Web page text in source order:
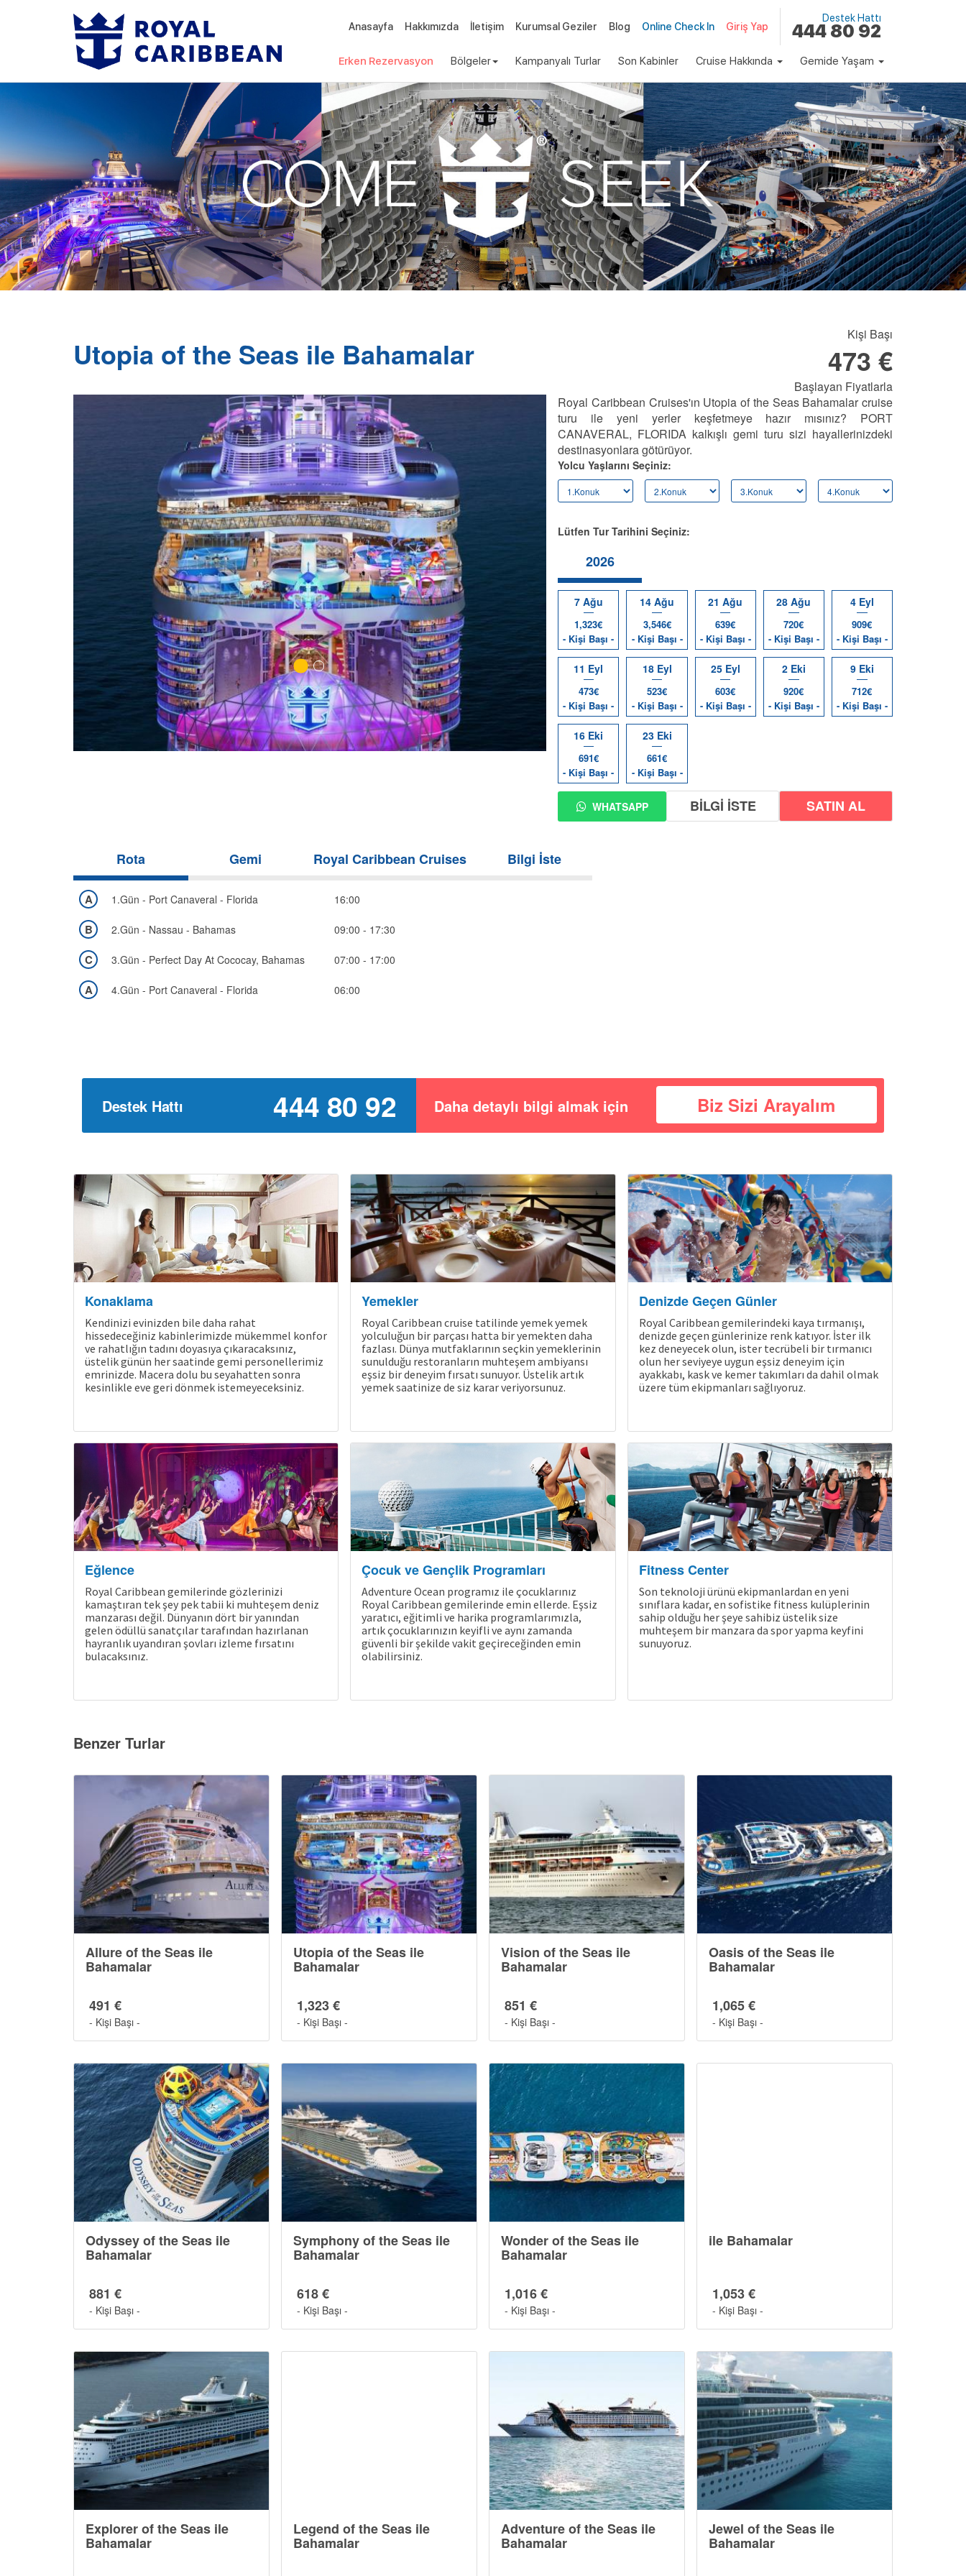
Anasayfa Hakkımızda İletişim Kurumsal Geziler Blog Online Check In Giriş Yap
Destek Hattı
444 80 92
Erken Rezervasyon Bölgeler Kampanyalı Turlar Son Kabinler Cruise Hakkında Gemide Yaşam
Utopia of the Seas ile Bahamalar
Kişi Başı
473 €
Başlayan Fiyatlarla
Royal Caribbean Cruises'ın Utopia of the Seas Bahamalar cruise
turu ile yeni yerler keşfetmeye hazır mısınız? PORT
CANAVERAL, FLORIDA kalkışlı gemi turu sizi hayallerinizdeki
destinasyonlara götürüyor.
Yolcu Yaşlarını Seçiniz:
Lütfen Tur Tarihini Seçiniz:
2026
7 Ağu
1,323€
- Kişi Başı -
14 Ağu
3,546€
- Kişi Başı -
21 Ağu
639€
- Kişi Başı -
28 Ağu
720€
- Kişi Başı -
4 Eyl
909€
- Kişi Başı -
11 Eyl
473€
- Kişi Başı -
18 Eyl
523€
- Kişi Başı -
25 Eyl
603€
- Kişi Başı -
2 Eki
920€
- Kişi Başı -
9 Eki
712€
- Kişi Başı -
16 Eki
691€
- Kişi Başı -
23 Eki
661€
- Kişi Başı -
WHATSAPP BİLGİ İSTE
Rota Gemi Royal Caribbean Cruises Bilgi İste
A 1.Gün - Port Canaveral - Florida 16:00
B 2.Gün - Nassau - Bahamas 09:00 - 17:30
C 3.Gün - Perfect Day At Cococay, Bahamas 07:00 - 17:00
A 4.Gün - Port Canaveral - Florida 06:00
Destek Hattı 444 80 92 Daha detaylı bilgi almak için Biz Sizi Arayalım
Konaklama
Kendinizi evinizden bile daha rahat
hissedeceğiniz kabinlerimizde mükemmel konfor
ve rahatlığın tadını doyasıya çıkaracaksınız,
üstelik günün her saatinde gemi personellerimiz
emrinizde. Macera dolu bu seyahatten sonra
kesinlikle eve geri dönmek istemeyeceksiniz.
Yemekler
Royal Caribbean cruise tatilinde yemek yemek
yolculuğun bir parçası hatta bir yemekten daha
fazlası. Dünya mutfaklarının seçkin yemeklerinin
sunulduğu restoranların muhteşem ambiyansı
eşsiz bir deneyim fırsatı sunuyor. Üstelik artık
yemek saatinize de siz karar veriyorsunuz.
Denizde Geçen Günler
Royal Caribbean gemilerindeki kaya tırmanışı,
denizde geçen günlerinize renk katıyor. İster ilk
kez deneyecek olun, ister tecrübeli bir tırmanıcı
olun her seviyeye uygun eşsiz deneyim için
ayakkabı, kask ve kemer takımları da dahil olmak
üzere tüm ekipmanları sağlıyoruz.
Eğlence
Royal Caribbean gemilerinde gözlerinizi
kamaştıran tek şey pek tabii ki muhteşem deniz
manzarası değil. Dünyanın dört bir yanından
gelen ödüllü sanatçılar tarafından hazırlanan
hayranlık uyandıran şovları izleme fırsatını
bulacaksınız.
Çocuk ve Gençlik Programları
Adventure Ocean programız ile çocuklarınız
Royal Caribbean gemilerinde emin ellerde. Eşsiz
yaratıcı, eğitimli ve harika programlarımızla,
artık çocuklarınızın keyifli ve aynı zamanda
güvenli bir şekilde vakit geçireceğinden emin
olabilirsiniz.
Fitness Center
Son teknoloji ürünü ekipmanlardan en yeni
sınıflara kadar, en sofistike fitness kulüplerinin
sahip olduğu her şeye sahibiz üstelik size
muhteşem bir manzara da spor yapma keyfini
sunuyoruz.
Benzer Turlar
Allure of the Seas ile
Bahamalar
491 €
- Kişi Başı -
Utopia of the Seas ile
Bahamalar
1,323 €
- Kişi Başı -
Vision of the Seas ile
Bahamalar
851 €
- Kişi Başı -
Oasis of the Seas ile
Bahamalar
1,065 €
- Kişi Başı -
Odyssey of the Seas ile
Bahamalar
881 €
- Kişi Başı -
Symphony of the Seas ile
Bahamalar
618 €
- Kişi Başı -
Wonder of the Seas ile
Bahamalar
1,016 €
- Kişi Başı -
ile Bahamalar
1,053 €
- Kişi Başı -
Explorer of the Seas ile
Bahamalar
Legend of the Seas ile
Bahamalar
Adventure of the Seas ile
Bahamalar
Jewel of the Seas ile
Bahamalar